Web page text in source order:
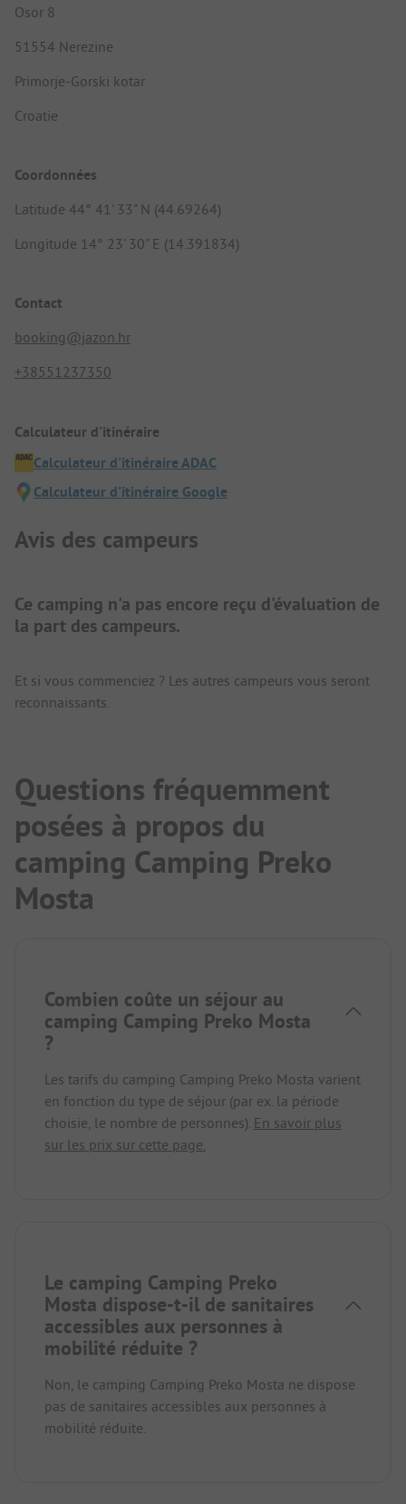
Osor 8
51554 Nerezine
Primorje-Gorski kotar
Croatie
Coordonnées
Latitude 44° 41' 33" N (44.69264)
Longitude 14° 23' 30" E (14.391834)
Contact
booking@jazon.hr
+38551237350
Calculateur d'itinéraire
Calculateur d'itinéraire ADAC
Calculateur d'itinéraire Google
Avis des campeurs
Ce camping n'a pas encore reçu d'évaluation de
la part des campeurs.
Et si vous commenciez ? Les autres campeurs vous seront
reconnaissants.
Questions fréquemment
posées à propos du
camping Camping Preko
Mosta
Combien coûte un séjour au
camping Camping Preko Mosta
?
Les tarifs du camping Camping Preko Mosta varient
en fonction du type de séjour (par ex. la période
choisie, le nombre de personnes). En savoir plus
sur les prix sur cette page.
Le camping Camping Preko
Mosta dispose-t-il de sanitaires
accessibles aux personnes à
mobilité réduite ?
Non, le camping Camping Preko Mosta ne dispose
pas de sanitaires accessibles aux personnes à
mobilité réduite.